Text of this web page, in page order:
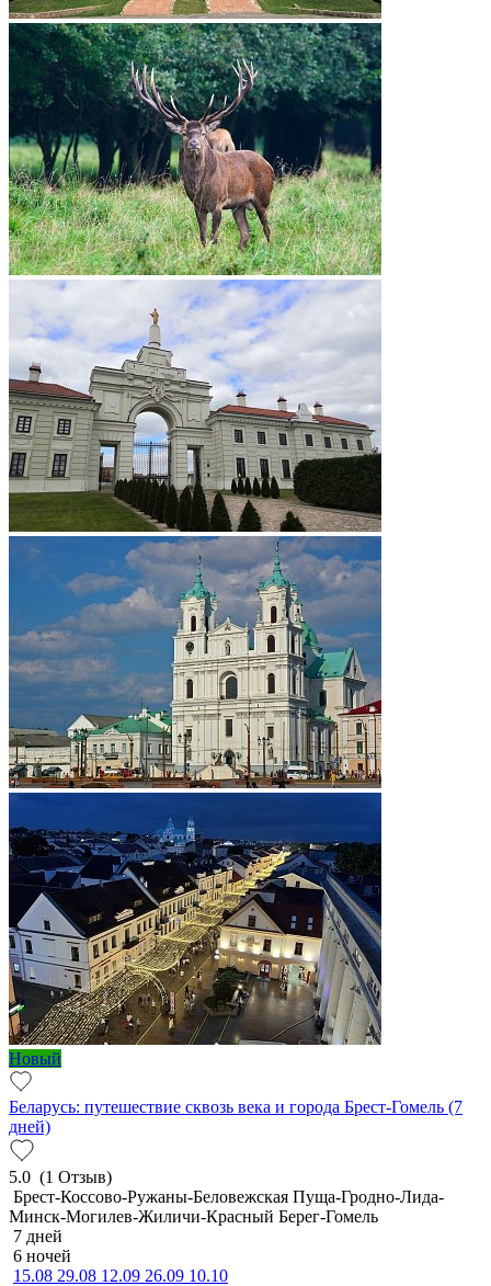
Новый
Беларусь: путешествие сквозь века и города Брест-Гомель (7
дней)
5.0 (1 Отзыв)
Брест-Коссово-Ружаны-Беловежская Пуща-Гродно-Лида-
Минск-Могилев-Жиличи-Красный Берег-Гомель
7 дней
6 ночей
15.08 29.08 12.09 26.09 10.10